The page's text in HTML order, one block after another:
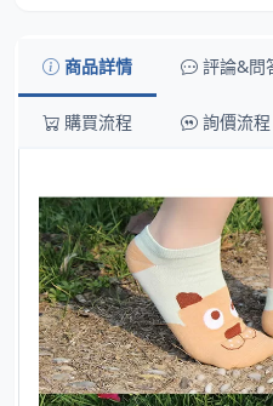
商品詳情 評論&問
購買流程 詢價流程